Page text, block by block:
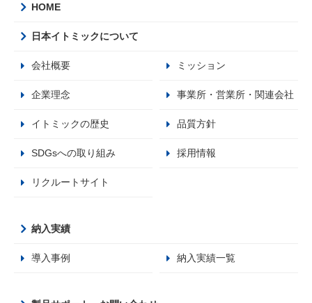
HOME
日本イトミックについて
会社概要 ミッション
企業理念 事業所・営業所・関連会社
イトミックの歴史 品質方針
SDGsへの取り組み 採用情報
リクルートサイト
納入実績
導入事例 納入実績一覧